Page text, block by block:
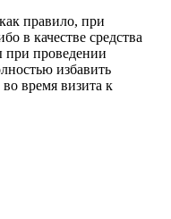
правило, при
в качестве средства
при проведении
избавить
время визита к